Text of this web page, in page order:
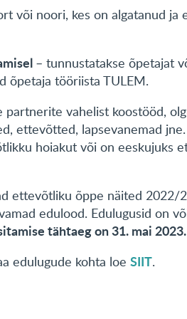
või noori, kes on algatanud ja
– tunnustatakse õpetajat
õpetaja tööriista TULEM.
partnerite vahelist koostööd,
ettevõtted, lapsevanemad
hoiakut või on eeskujuks
ettevõtliku õppe näited 2022/
edulood. Edulugusid on
tähtaeg on 31. mai
edulugude kohta loeSIIT.